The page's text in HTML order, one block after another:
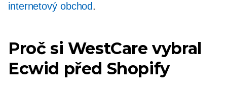
internetový obchod.
Proč si WestCare vybral
Ecwid před Shopify